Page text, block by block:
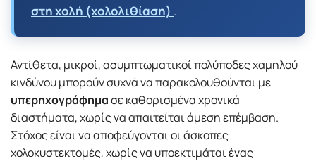
στη χολή (χολολιθίαση) .
Αντίθετα, μικροί, ασυμπτωματικοί πολύποδες χαμηλού
κινδύνου μπορούν συχνά να παρακολουθούνται με
υπερηχογράφημασε καθορισμένα χρονικά
διαστήματα, χωρίς να απαιτείται άμεση επέμβαση.
Στόχος είναι να αποφεύγονται οι άσκοπες
χολοκυστεκτομές, χωρίς να υποεκτιμάται ένας